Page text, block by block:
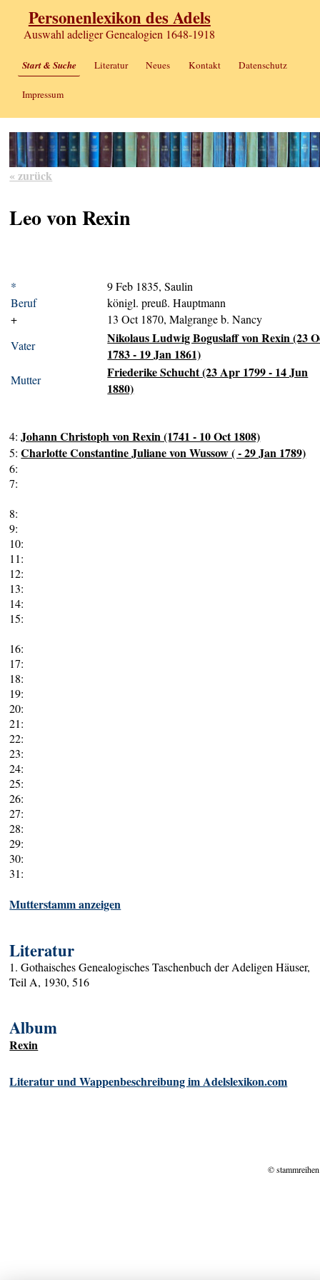
Personenlexikon des Adels
Auswahl adeliger Genealogien 1648-1918
Start & Suche Literatur Neues Kontakt Datenschutz
Impressum
« zurück
Leo von Rexin
*
9 Feb 1835, Saulin
Beruf
königl. preuß. Hauptmann
+
13 Oct 1870, Malgrange b. Nancy
Vater
Nikolaus Ludwig Boguslaff von Rexin (23
1783 - 19 Jan 1861)
Mutter
Friederike Schucht (23 Apr 1799 - 14 Jun
1880)
4:Johann Christoph von Rexin (1741 - 10 Oct 1808)
5:Charlotte Constantine Juliane von Wussow ( - 29 Jan 1789)
6:
7:
8:
9:
10:
11:
12:
13:
14:
15:
16:
17:
18:
19:
20:
21:
22:
23:
24:
25:
26:
27:
28:
29:
30:
31:
Mutterstamm anzeigen
Literatur
1. Gothaisches Genealogisches Taschenbuch der Adeligen Häuser,
Teil A, 1930, 516
Album
Rexin
Literatur und Wappenbeschreibung im Adelslexikon.com
©